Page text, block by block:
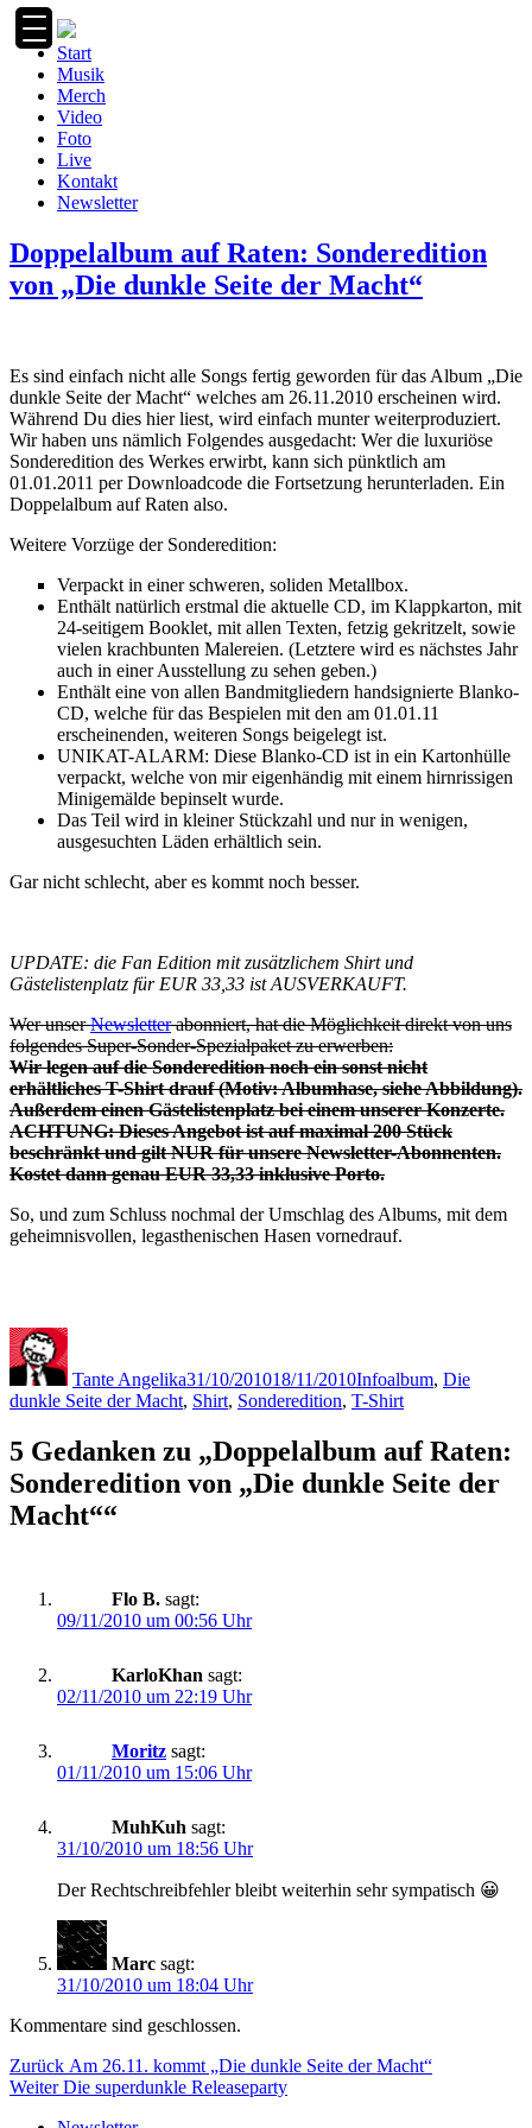
Zum
Inhalt
springen
Start
Musik
Merch
Video
Foto
Live
Kontakt
Newsletter
Doppelalbum auf Raten: Sonderedition
von „Die dunkle Seite der Macht“
Es sind einfach nicht alle Songs fertig geworden für das Album „Die
dunkle Seite der Macht“ welches am 26.11.2010 erscheinen wird.
Während Du dies hier liest, wird einfach munter weiterproduziert.
Wir haben uns nämlich Folgendes ausgedacht: Wer die luxuriöse
Sonderedition des Werkes erwirbt, kann sich pünktlich am
01.01.2011 per Downloadcode die Fortsetzung herunterladen. Ein
Doppelalbum auf Raten also.
Weitere Vorzüge der Sonderedition:
Verpackt in einer schweren, soliden Metallbox.
Enthält natürlich erstmal die aktuelle CD, im Klappkarton, mit
24-seitigem Booklet, mit allen Texten, fetzig gekritzelt, sowie
vielen krachbunten Malereien. (Letztere wird es nächstes Jahr
auch in einer Ausstellung zu sehen geben.)
Enthält eine von allen Bandmitgliedern handsignierte Blanko-
CD, welche für das Bespielen mit den am 01.01.11
erscheinenden, weiteren Songs beigelegt ist.
UNIKAT-ALARM: Diese Blanko-CD ist in ein Kartonhülle
verpackt, welche von mir eigenhändig mit einem hirnrissigen
Minigemälde bepinselt wurde.
Das Teil wird in kleiner Stückzahl und nur in wenigen,
ausgesuchten Läden erhältlich sein.
Gar nicht schlecht, aber es kommt noch besser.
UPDATE: die Fan Edition mit zusätzlichem Shirt und
Gästelistenplatz für EUR 33,33 ist AUSVERKAUFT.
Wer unserNewsletterabonniert, hat die Möglichkeit direkt von uns
folgendes Super-Sonder-Spezialpaket zu erwerben:
Wir legen auf die Sonderedition noch ein sonst nicht
erhältliches T-Shirt drauf (Motiv: Albumhase, siehe Abbildung).
Außerdem einen Gästelistenplatz bei einem unserer Konzerte.
ACHTUNG: Dieses Angebot ist auf maximal 200 Stück
beschränkt und gilt NUR für unsere Newsletter-Abonnenten.
Kostet dann genau EUR 33,33 inklusive Porto.
So, und zum Schluss nochmal der Umschlag des Albums, mit dem
geheimnisvollen, legasthenischen Hasen vornedrauf.
Autor
Tante Angelika31/10/201018/11/2010Infoalbum, Die
dunkle Seite der Macht, Shirt, Sonderedition, T-Shirt
5 Gedanken zu „Doppelalbum auf Raten:
Sonderedition von „Die dunkle Seite der
Macht““
Flo B. sagt:
09/11/2010 um 00:56 Uhr
KarloKhan sagt:
02/11/2010 um 22:19 Uhr
Moritz sagt:
01/11/2010 um 15:06 Uhr
MuhKuh sagt:
31/10/2010 um 18:56 Uhr
Der Rechtschreibfehler bleibt weiterhin sehr sympatisch 😀
Marc sagt:
31/10/2010 um 18:04 Uhr
Kommentare sind geschlossen.
Beitragsnavigation
Zurück Vorheriger
Beitrag:
Am 26.11. kommt „Die dunkle Seite der Macht“
Weiter Nächster
Die superdunkle Releaseparty